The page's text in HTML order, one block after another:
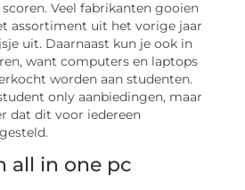
Veel fabrikanten gooien
assortiment uit het vorige jaar
uit. Daarnaast kun je ook in
want computers en laptops
worden aan studenten.
only aanbiedingen, maar
dat dit voor iedereen
all in one pc